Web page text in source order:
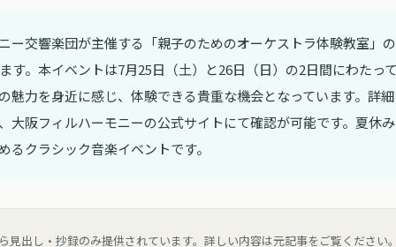
ー交響楽団が主催する「親子のためのオーケストラ体験教室」
す。本イベントは7月25日（土）と26日（日）の2日間にわたっ
魅力を身近に感じ、体験できる貴重な機会となっています。詳
大阪フィルハーモニーの公式サイトにて確認が可能です。夏休
るクラシック音楽イベントです。
見出し・抄録のみ提供されています。詳しい内容は元記事をご覧ください